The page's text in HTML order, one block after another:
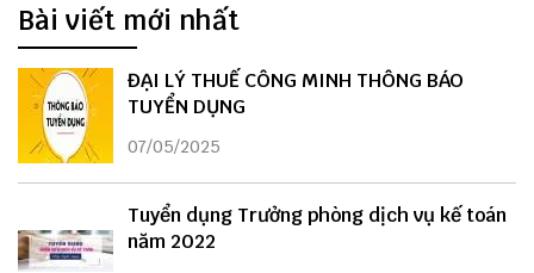
Bài viết mới nhất
ĐẠI LÝ THUẾ CÔNG MINH THÔNG BÁO
TUYỂN DỤNG
07/05/2025
Tuyển dụng Trưởng phòng dịch vụ kế toán
năm 2022